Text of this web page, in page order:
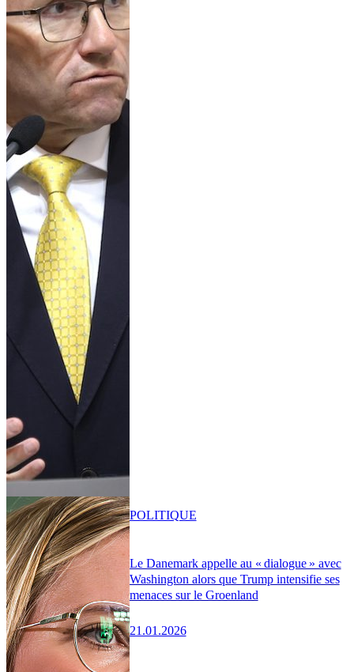
Le Danemark appelle au « dialogue » avec
Washington alors que Trump intensifie ses
menaces sur le Groenland
21.01.2026
POLITIQUE